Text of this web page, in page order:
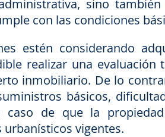
sino
con las condiciones
estén considerando
realizar una
inmobiliario. De lo
básicos,
caso de que la
urbanísticos vigentes.